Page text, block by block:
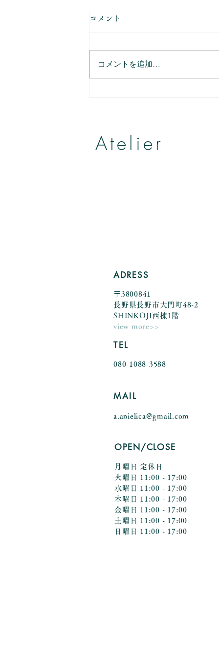
コメント
コメントを追加…
Atelier
ADRESS
〒3800841
長野県長野市大門町48-2
SHINKOJI西棟1階
view more>>
TEL
080-1088-3588
MAIL
a.anielica@gmail.com
OPEN/CLOSE
月曜日 定休日
火曜日 11:00 - 17:00
水曜日 11:00 - 17:00
木曜日 11:00 - 17:00
金曜日 11:00 - 17:00
土曜日 11:00 - 17:00
日曜日 11:00 - 17:00